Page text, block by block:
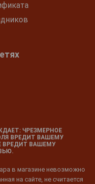
ЧРЕЗМЕРНОЕ
ВРЕДИТ ВАШЕМУ
ВРЕДИТ ВАШЕМУ
в магазине невозможно
на сайте, не считается